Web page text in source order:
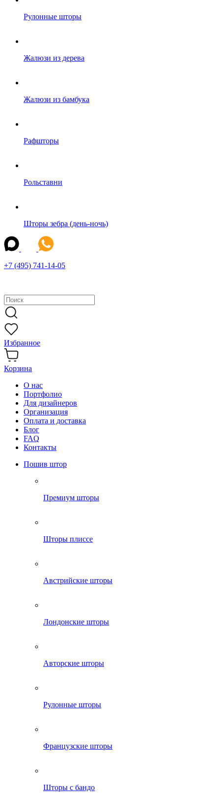
Рулонные шторы
Жалюзи из дерева
Жалюзи из бамбука
Рафшторы
Рольставни
Шторы зебра (день-ночь)
+7 (495) 741-14-05
Избранное
Корзина
О нас
Портфолио
Для дизайнеров
Организация
Оплата и доставка
Блог
FAQ
Контакты
Пошив штор
Премиум шторы
Шторы плиссе
Австрийские шторы
Лондонские шторы
Авторские шторы
Рулонные шторы
Французские шторы
Шторы с бандо